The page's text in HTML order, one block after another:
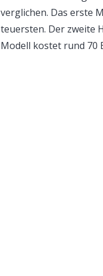
verglichen. Das erste
teuersten. Der zweite
Modell kostet rund 70